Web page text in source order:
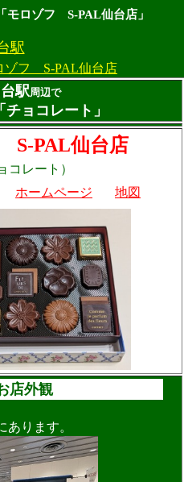
モロゾフ S-PAL仙台店」
駅
ゾフ S-PAL仙台店
駅周辺で
「チョコレート」
S-PAL仙台店
コレート）
ホームページ 地図
店外観
あります。